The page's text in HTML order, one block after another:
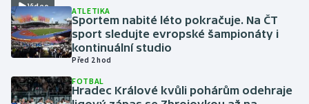
Krasobruslení
Lezení
Lyže a snowboard
Video ATLETIKA
Sportem nabité léto pokračuje. Na ČT
sport sledujte evropské šampionáty i
kontinuální studio
Před 2 hod
FOTBAL
Hradec Králové kvůli pohárům odehraje